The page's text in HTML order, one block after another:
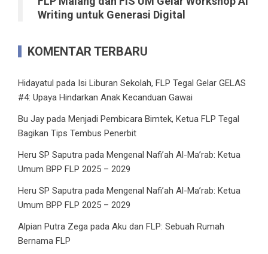
Writing untuk Generasi Digital
KOMENTAR TERBARU
Hidayatul pada Isi Liburan Sekolah, FLP Tegal Gelar GELAS
#4: Upaya Hindarkan Anak Kecanduan Gawai
Bu Jay pada Menjadi Pembicara Bimtek, Ketua FLP Tegal
Bagikan Tips Tembus Penerbit
Heru SP Saputra pada Mengenal Nafi’ah Al-Ma’rab: Ketua
Umum BPP FLP 2025 – 2029
Heru SP Saputra pada Mengenal Nafi’ah Al-Ma’rab: Ketua
Umum BPP FLP 2025 – 2029
Alpian Putra Zega pada Aku dan FLP: Sebuah Rumah
Bernama FLP